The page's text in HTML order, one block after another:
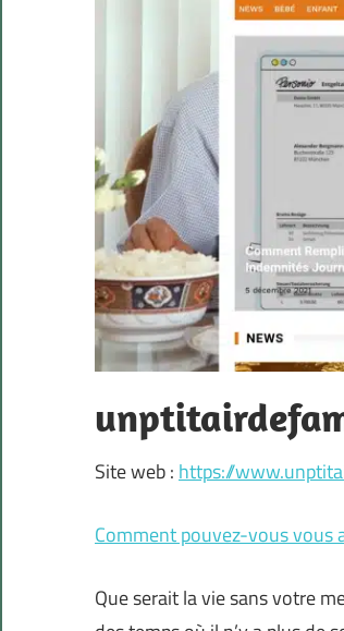
Site web : https://
Comment pouvez-vous vous
Que serait la vie sans votre